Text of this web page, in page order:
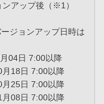
アップ後（※1）
ジョンアップ日時は
日 7:00以降
日 7:00以降
日 7:00以降
日 7:00以降